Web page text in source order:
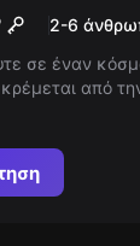
στη
2-6
σε έναν
από
για
μοχθηρού